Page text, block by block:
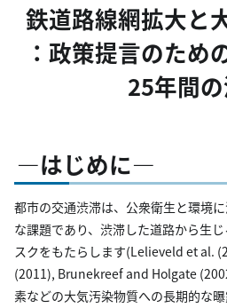
鉄道路線網拡大と
：政策提言のため
25年間
―はじめに―
都市の交通渋滞は、公衆衛生と環境
な課題であり、渋滞した道路から生
スクをもたらします(Lelieveld et al.
(2011), Brunekreef and Holgate
素などの大気汚染物質への長期的な